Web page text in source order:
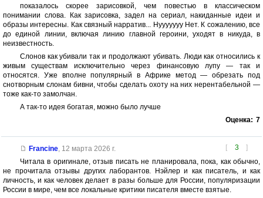
показалось скорее зарисовкой, чем повестью в классическом
понимании слова. Как зарисовка, задел на сериал, накиданные идеи и
образы интересны. Как связный нарратив... Нууууууу Нет. К сожалению, все
до единой линии, включая линию главной героини, уходят в никуда, в
неизвестность.
Слонов как убивали так и продолжают убивать. Люди как относились к
живым существам исключительно через финансовую лупу — так и
относятся. Уже вполне популярный в Африке метод — обрезать под
снотворным слонам бивни, чтобы сделать охоту на них нерентабельной —
тоже как-то замолчан.
А так-то идея богатая, можно было лучше
Оценка: 7
[ 3 ]
Francine, 12 марта 2026 г.
Читала в оригинале, отзыв писать не планировала, пока, как обычно,
не прочитала отзывы других лаборантов. Нэйлер и как писатель, и как
личность, и как человек делает в разы больше для России, популяризации
России в мире, чем все локальные критики писателя вместе взятые.